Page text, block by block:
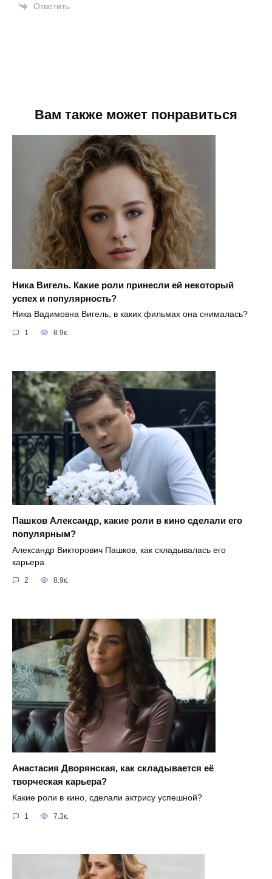
Ответить
Вам также может понравиться
Ника Вигель. Какие роли принесли ей некоторый
успех и популярность?
Ника Вадимовна Вигель, в каких фильмах она снималась?
1 8.9к.
Пашков Александр, какие роли в кино сделали его
популярным?
Александр Викторович Пашков, как складывалась его
карьера
2 8.9к.
Анастасия Дворянская, как складывается её
творческая карьера?
Какие роли в кино, сделали актрису успешной?
1 7.3к.